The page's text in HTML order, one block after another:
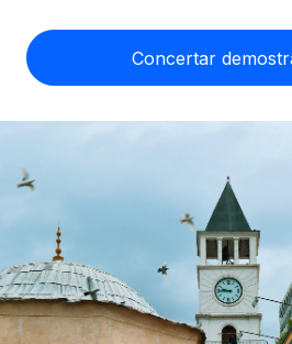
cumpliendo la normativa.
Externaliza tareas laborales
INFRAESTRUCTURA
Conexión Remote
Integra los RR. HH. en tus flujos
Comparador de Remote
Compáranos con otras
Soluciones ágiles de RR. HH.
empresas en crecimiento.
Mediana empresa
Amplía tu equipo con soluciones
cualquier país.
APRENDIZAJE CON REMOTE
Guías y recursos
Casos prácticos
English
Nederlands
Français
Deutsch
Español
Italiano
Concertar